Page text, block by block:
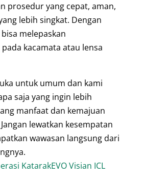
prosedur yang cepat, aman,
lebih singkat. Dengan
melepaskan
kacamata atau lensa
untuk umum dan kami
saja yang ingin lebih
manfaat dan kemajuan
lewatkan kesempatan
wawasan langsung dari
KatarakEVO Visian ICL